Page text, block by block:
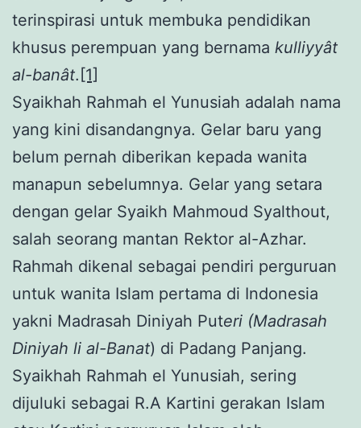
terinspirasi untuk membuka pendidikan
khusus perempuan yang bernama kulliyyât
al-banât. [1]
Syaikhah Rahmah el Yunusiah adalah nama
yang kini disandangnya. Gelar baru yang
belum pernah diberikan kepada wanita
manapun sebelumnya. Gelar yang setara
dengan gelar Syaikh Mahmoud Syalthout,
salah seorang mantan Rektor al-Azhar.
Rahmah dikenal sebagai pendiri perguruan
untuk wanita Islam pertama di Indonesia
yakni Madrasah Diniyah Puteri (Madrasah
Diniyah li al-Banat) di Padang Panjang.
Syaikhah Rahmah el Yunusiah, sering
dijuluki sebagai R.A Kartini gerakan Islam